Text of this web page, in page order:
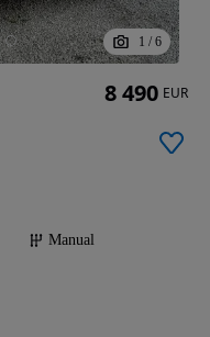
1 / 6
Manual
8 490 EUR